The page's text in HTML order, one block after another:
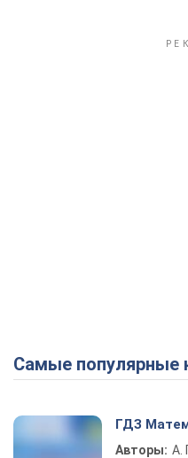
Самые популярные
ГДЗ
Авторы: А.